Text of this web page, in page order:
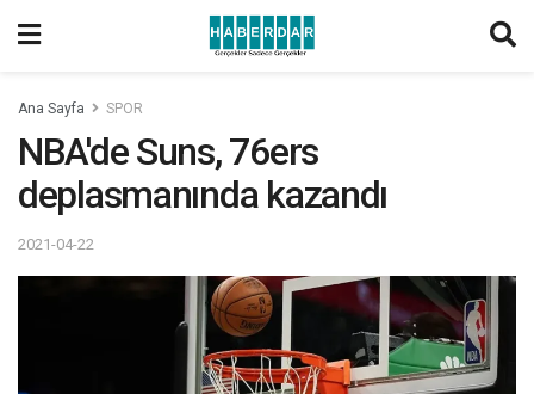
Ana Sayfa SPOR
NBA'de Suns, 76ers
deplasmanında kazandı
2021-04-22